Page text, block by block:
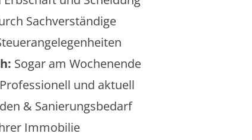
Sachverständige
Sogar am Wochenende
Professionell und aktuell
& Sanierungsbedarf
Immobilie